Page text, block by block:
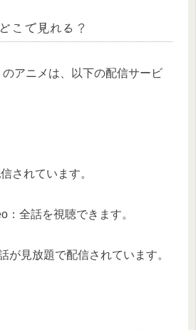
こで見れる？
のアニメは、以下の配信サービ
されています。
：全話を視聴できます。
が見放題で配信されています。